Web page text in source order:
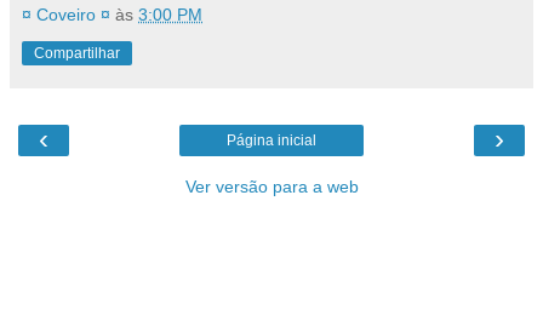
¤ Coveiro ¤ às 3:00 PM
Compartilhar
‹ ›
Página inicial
Ver versão para a web